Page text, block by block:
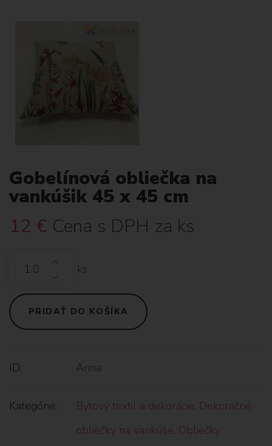
Gobelínová obliečka na
vankúšik 45 x 45 cm
12 € Cena s DPH za ks
ks
PRIDAŤ DO KOŠÍKA
ID: Anna
Kategórie: Bytový textil a dekorácie, Dekoračné
obliečky na vankúše, Obliečky